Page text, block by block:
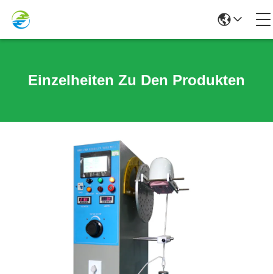
Einzelheiten Zu Den Produkten